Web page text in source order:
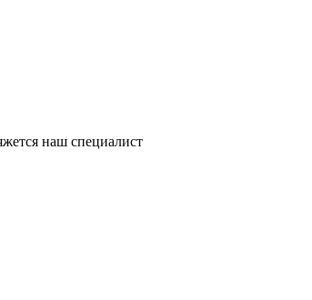
наш специалист